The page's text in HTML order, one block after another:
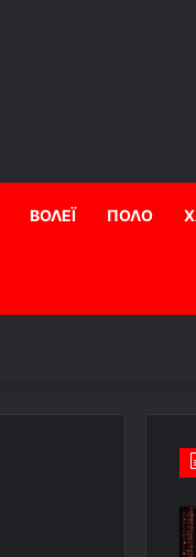
ΒΟΛΕΪ ΠΟΛΟ